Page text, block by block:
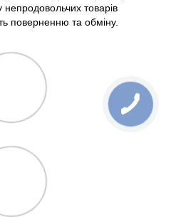
непродовольчих товарів
поверненню та обміну.